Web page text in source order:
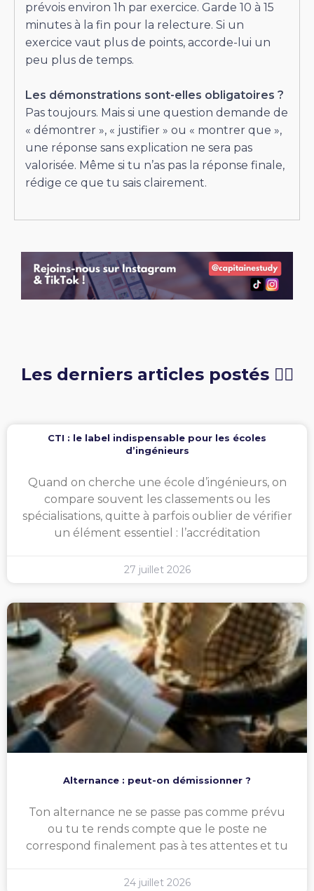
prévois environ 1h par exercice. Garde 10 à 15
minutes à la fin pour la relecture. Si un
exercice vaut plus de points, accorde-lui un
peu plus de temps.
Les démonstrations sont-elles obligatoires ?
Pas toujours. Mais si une question demande de
« démontrer », « justifier » ou « montrer que »,
une réponse sans explication ne sera pas
valorisée. Même si tu n’as pas la réponse finale,
rédige ce que tu sais clairement.
Les derniers articles postés 👇🏻
CTI : le label indispensable pour les écoles
d’ingénieurs
Quand on cherche une école d’ingénieurs, on
compare souvent les classements ou les
spécialisations, quitte à parfois oublier de vérifier
un élément essentiel : l’accréditation
27 juillet 2026
Alternance : peut-on démissionner ?
Ton alternance ne se passe pas comme prévu
ou tu te rends compte que le poste ne
correspond finalement pas à tes attentes et tu
24 juillet 2026